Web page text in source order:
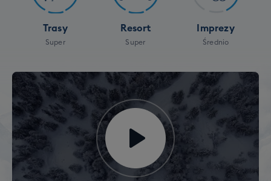
Trasy
Super
Resort
Super
Imprezy
Średnio